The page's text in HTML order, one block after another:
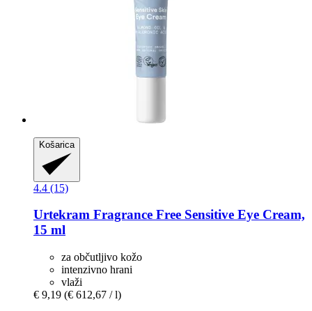
Košarica
4.4 (15)
Urtekram Fragrance Free Sensitive Eye Cream,
15 ml
za občutljivo kožo
intenzivno hrani
vlaži
€ 9,19 (€ 612,67 / l)